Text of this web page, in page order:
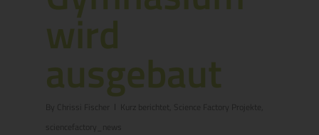
wird
ausgebaut
By
sciencefactory_news